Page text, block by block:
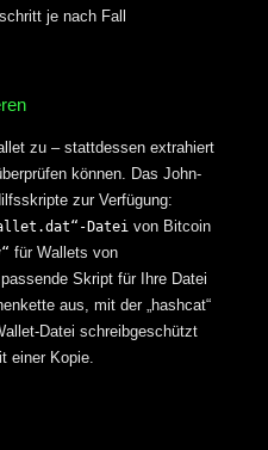
je nach Fall
zu – stattdessen extrahiert
können. Das John-
zur Verfügung:
Datei von Bitcoin
für Wallets von
Skript für Ihre Datei
aus, mit der „hashcat“
Datei schreibgeschützt
einer Kopie.